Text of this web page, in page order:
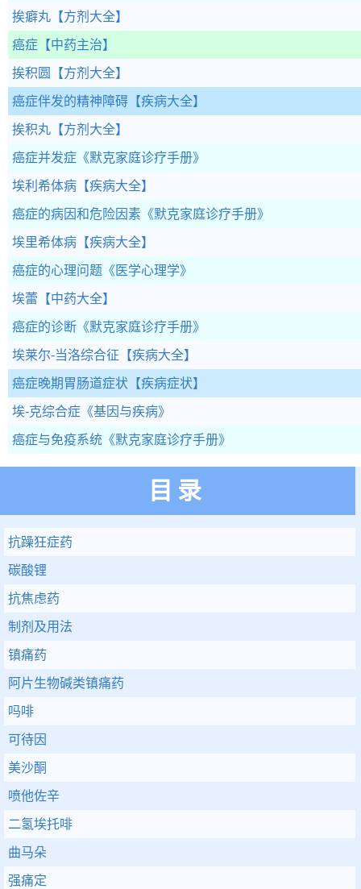
挨癖丸 【方剂大全】
癌症 【中药主治】
挨积圆 【方剂大全】
癌症伴发的精神障碍 【疾病大全】
挨积丸 【方剂大全】
癌症并发症 《默克家庭诊疗手册》
埃利希体病 【疾病大全】
癌症的病因和危险因素 《默克家庭诊疗手册》
埃里希体病 【疾病大全】
癌症的心理问题 《医学心理学》
埃蕾 【中药大全】
癌症的诊断 《默克家庭诊疗手册》
埃莱尔-当洛综合征 【疾病大全】
癌症晚期胃肠道症状 【疾病症状】
埃-克综合症 《基因与疾病》
癌症与免疫系统 《默克家庭诊疗手册》
目录
抗躁狂症药
碳酸锂
抗焦虑药
制剂及用法
镇痛药
阿片生物碱类镇痛药
吗啡
可待因
美沙酮
喷他佐辛
二氢埃托啡
曲马朵
强痛定